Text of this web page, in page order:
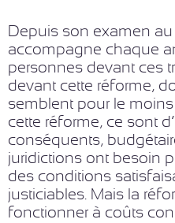
Depuis son examen
accompagne chaque
personnes devant ces
devant cette réforme,
semblent pour le
cette réforme, ce sont
conséquents,
juridictions ont besoin
des conditions
justiciables. Mais la
fonctionner à coûts